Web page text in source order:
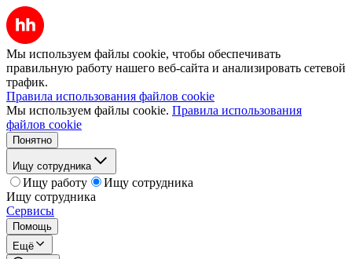
Мы используем файлы cookie, чтобы обеспечивать
правильную работу нашего веб-сайта и анализировать сетевой
трафик.
Правила использования файлов cookie
Мы используем файлы cookie. Правила использования
файлов cookie
Понятно
Ищу сотрудника
Ищу работу
Ищу сотрудника
Ищу сотрудника
Сервисы
Помощь
Ещё